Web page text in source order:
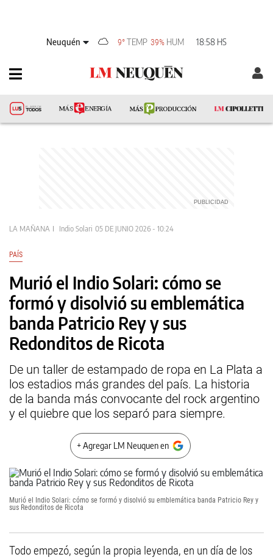
Neuquén 9° TEMP 39% HUM 18:58 HS
LA MAÑANA Indio Solari 05 DE JUNIO 2026 - 10:24
PAÍS
Murió el Indio Solari: cómo se
formó y disolvió su emblemática
banda Patricio Rey y sus
Redonditos de Ricota
De un taller de estampado de ropa en La Plata a
los estadios más grandes del país. La historia
de la banda más convocante del rock argentino
y el quiebre que los separó para siempre.
+ Agregar LM Neuquen en
Murió el Indio Solari: cómo se formó y disolvió su emblemática banda Patricio Rey y
sus Redonditos de Ricota
Todo empezó, según la propia leyenda, en un día de los